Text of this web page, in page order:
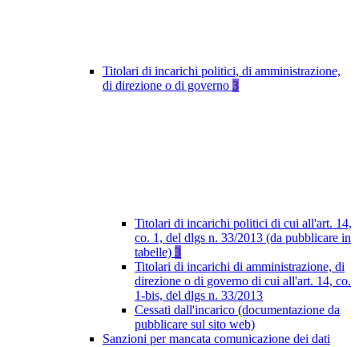
Titolari di incarichi politici, di amministrazione,
di direzione o di governo 3
Titolari di incarichi politici di cui all'art. 14,
co. 1, del dlgs n. 33/2013 (da pubblicare in
tabelle) 3
Titolari di incarichi di amministrazione, di
direzione o di governo di cui all'art. 14, co.
1-bis, del dlgs n. 33/2013
Cessati dall'incarico (documentazione da
pubblicare sul sito web)
Sanzioni per mancata comunicazione dei dati